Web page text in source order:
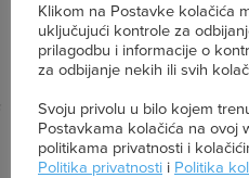
Klikom na Postavke kolačića
uključujući kontrole za
prilagodbu i informacije o
za odbijanje nekih ili svih
Svoju privolu u bilo kojem
Postavkama kolačića na ovoj
politikama privatnosti i
Politika privatnosti i Politika